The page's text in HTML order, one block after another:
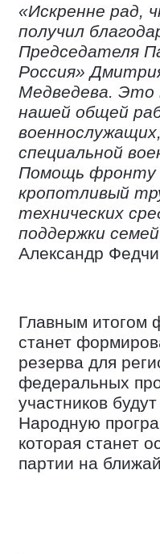
«Искренне рад,
получил
Председателя
Россия»
Медведева. Это
нашей общей
специальной
Помощь фронту
кропотливый
технических
поддержки
Александр
Главным итогом
станет
резерва для
федеральных
участников
Народную
которая станет
партии на